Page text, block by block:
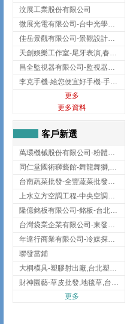
汶展工業股份有限公司
微展光電有限公司-台中光學鍍膜,optical filter taiwan,台灣光學鍍膜
佳岳景觀有限公司-景觀設計公司,台北景觀設計,台北景觀工程,中山區景觀設計
天創娛樂工作室-尾牙表演,春酒表演,板橋尾牙表演
昌全監視器有限公司-監視器安裝,高雄監視器安裝,鳳山區監視器安裝
李克手機-給您便宜好手機-手機收購,屏東手機收購
更多
更多資料
客戶新選
萬環機械股份有限公司-粉體塗裝設備,輸送機,輸送機設備,台南輸送機
同仁堂國術獅藝館-舞龍舞獅,台中舞龍舞獅
台南蔬菜批發-全豐蔬菜批發專送/台南蔬菜箱宅配到府
上水立方空調工程-中央空調規劃,台北中央空調規劃
隆億銘板有限公司-銘板-台北銘板-板橋銘板
台灣袋業企業有限公司-東發企業社/台中太空袋/太空包
年達行商業有限公司-冷媒探漏儀,壓力錶組,真空泵浦,台北冷凍空調材料
聯發當鋪
大桐模具-塑膠射出廠,台北塑膠射出廠
財神園藝-草皮批發,地毯草,台北草,彰化地毯草,彰化台北草
更多